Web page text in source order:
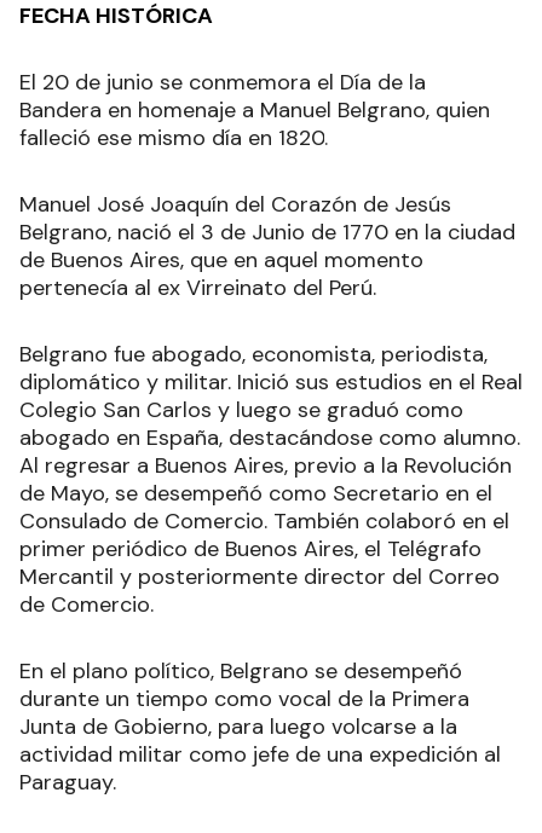
FECHA HISTÓRICA
El 20 de junio se conmemora el Día de la
Bandera en homenaje a Manuel Belgrano, quien
falleció ese mismo día en 1820.
Manuel José Joaquín del Corazón de Jesús
Belgrano, nació el 3 de Junio de 1770 en la ciudad
de Buenos Aires, que en aquel momento
pertenecía al ex Virreinato del Perú.
Belgrano fue abogado, economista, periodista,
diplomático y militar. Inició sus estudios en el Real
Colegio San Carlos y luego se graduó como
abogado en España, destacándose como alumno.
Al regresar a Buenos Aires, previo a la Revolución
de Mayo, se desempeñó como Secretario en el
Consulado de Comercio. También colaboró en el
primer periódico de Buenos Aires, el Telégrafo
Mercantil y posteriormente director del Correo
de Comercio.
En el plano político, Belgrano se desempeñó
durante un tiempo como vocal de la Primera
Junta de Gobierno, para luego volcarse a la
actividad militar como jefe de una expedición al
Paraguay.